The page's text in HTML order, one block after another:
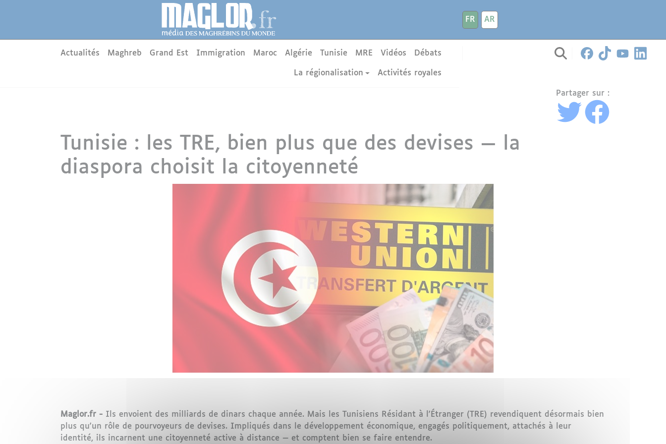
FR
AR
Main menu
Actualités Maghreb Grand Est Immigration Maroc Algérie Tunisie MRE Vidéos Débats
La régionalisation Activités royales
Partager sur :
Tunisie : les TRE, bien plus que des devises — la
diaspora choisit la citoyenneté
Maglor.fr - Ils envoient des milliards de dinars chaque année. Mais les Tunisiens Résidant à l'Étranger (TRE) revendiquent désormais bien
plus qu'un rôle de pourvoyeurs de devises. Impliqués dans le développement économique, engagés politiquement, attachés à leur
identité, ils incarnent une citoyenneté active à distance — et comptent bien se faire entendre.